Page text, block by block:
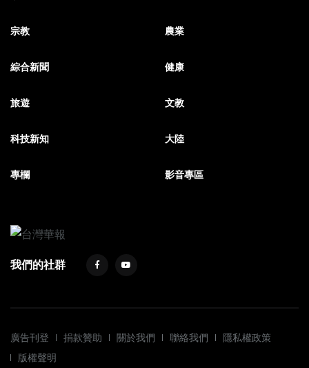
宗教 農業
綜合新聞 健康
旅遊 文教
科技新知 大陸
專欄 影音專區
我們的社群
廣告刊登 捐款贊助 關於我們 聯絡我們
隱私權政策
版權聲明